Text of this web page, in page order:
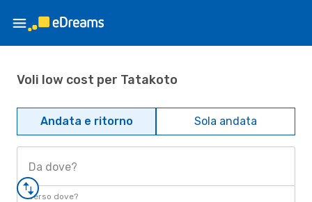
Voli low cost per Tatakoto
Andata e ritorno Sola andata
Da dove?
Verso dove?